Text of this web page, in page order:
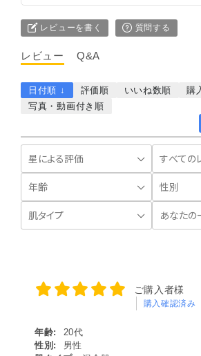
レビューを書く 質問する
レビュー Q&A
日付順 ↓ 評価順 いいね数順 購
写真・動画付き順
ご購入者様
購入確認済み
年齢:
20代
性別:
男性